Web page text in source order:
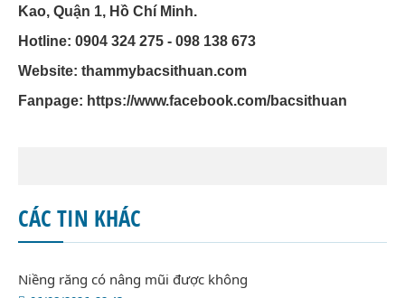
Kao, Quận 1, Hồ Chí Minh.
Hotline: 0904 324 275 - 098 138 673
Website: thammybacsithuan.com
Fanpage: https://www.facebook.com/bacsithuan
CÁC TIN KHÁC
Niềng răng có nâng mũi được không